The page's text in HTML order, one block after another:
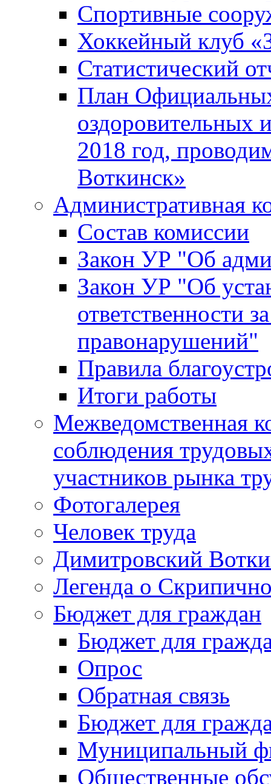
Спортивные
Хоккейный клуб
Статистический
План
оздоровительных
2018 год,
Воткинск»
Административная
Состав комиссии
Закон УР "Об
Закон УР "Об
ответственности
правонарушений"
Правила
Итоги работы
Межведомственная
соблюдения
участников рынка
Фотогалерея
Человек труда
Димитровский
Легенда о
Бюджет для граждан
Бюджет для
Опрос
Обратная связь
Бюджет для
Муниципальный
Общественные